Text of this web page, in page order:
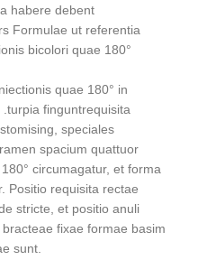
habere debent
Formulae ut referentia
bicolori quae 180°
quae 180° in
turpia finguntrequisita
speciales
spacium quattuor
circumagatur, et forma
Positio requisita rectae
stricte, et positio anuli
fixae formae basim
sunt.